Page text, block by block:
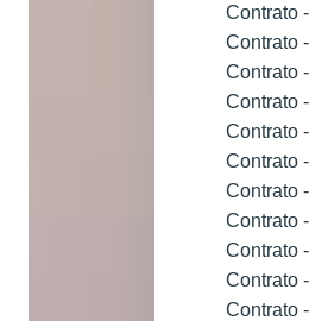
Contrato
Contrato
Contrato
Contrato
Contrato
Contrato
Contrato
Contrato
Contrato
Contrato
Contrato